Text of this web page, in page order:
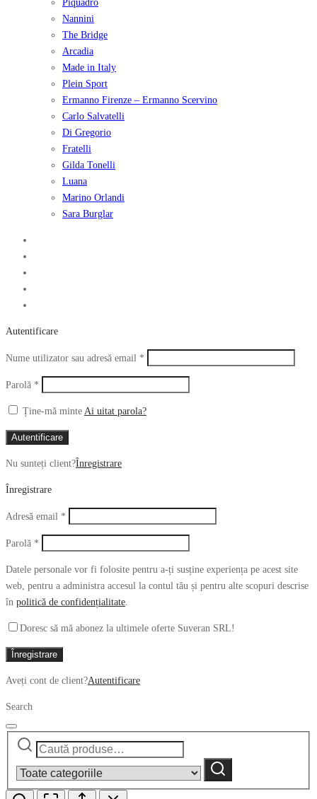
Piquadro
Nannini
The Bridge
Arcadia
Made in Italy
Plein Sport
Ermanno Firenze – Ermanno Scervino
Carlo Salvatelli
Di Gregorio
Fratelli
Gilda Tonelli
Luana
Marino Orlandi
Sara Burglar
Autentificare
Nume utilizator sau adresă email *
Parolă *
Ține-mă minte Ai uitat parola?
Autentificare
Nu sunteți client?Înregistrare
Înregistrare
Adresă email *
Parolă *
Datele personale vor fi folosite pentru a-ți susține experiența pe acest site
web, pentru a administra accesul la contul tău și pentru alte scopuri descrise
în politică de confidențialitate.
Doresc să mă abonez la ultimele oferte Suveran SRL!
Înregistrare
Aveți cont de client?Autentificare
Search
Caută
category:
Caută